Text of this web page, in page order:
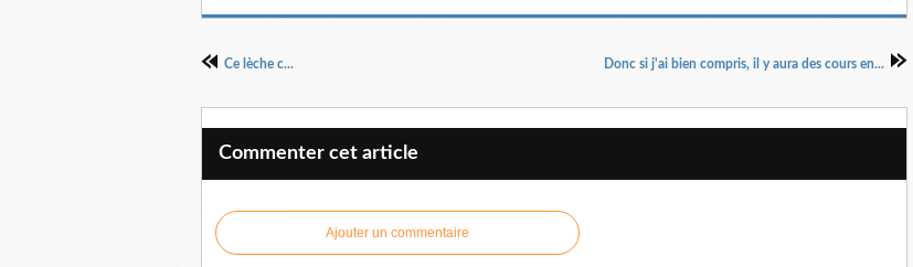
Ce lèche c... Donc si j'ai bien compris, il y aura des cours en...
Commenter cet article
Ajouter un commentaire